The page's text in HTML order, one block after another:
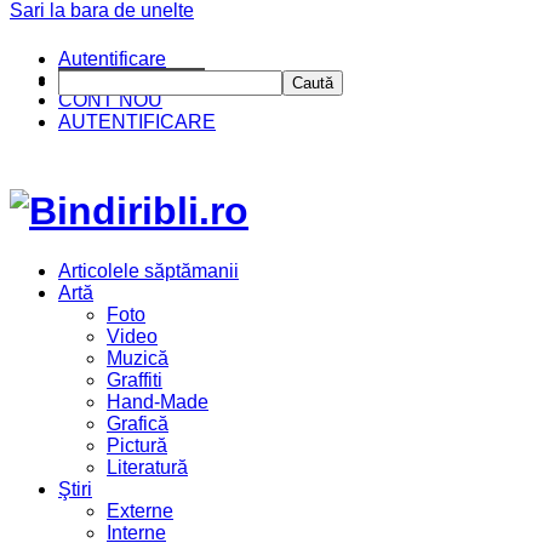
CINE SUNTEM?
CONT NOU
AUTENTIFICARE
Articolele săptămanii
Artă
Foto
Video
Muzică
Graffiti
Hand-Made
Grafică
Pictură
Literatură
Ştiri
Externe
Interne
Sari la bara de unelte
Autentificare
Caută